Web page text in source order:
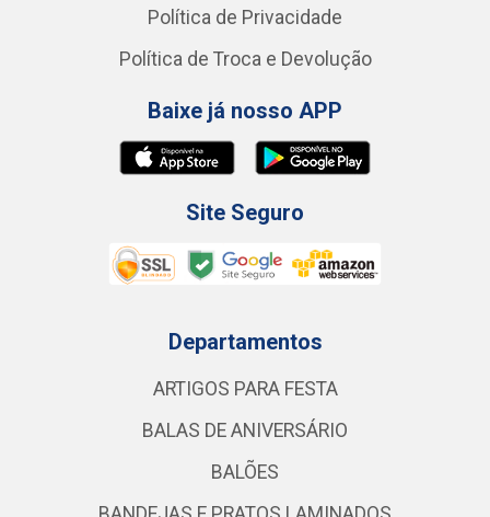
Política de Privacidade
Política de Troca e Devolução
Baixe já nosso APP
Site Seguro
Departamentos
ARTIGOS PARA FESTA
BALAS DE ANIVERSÁRIO
BALÕES